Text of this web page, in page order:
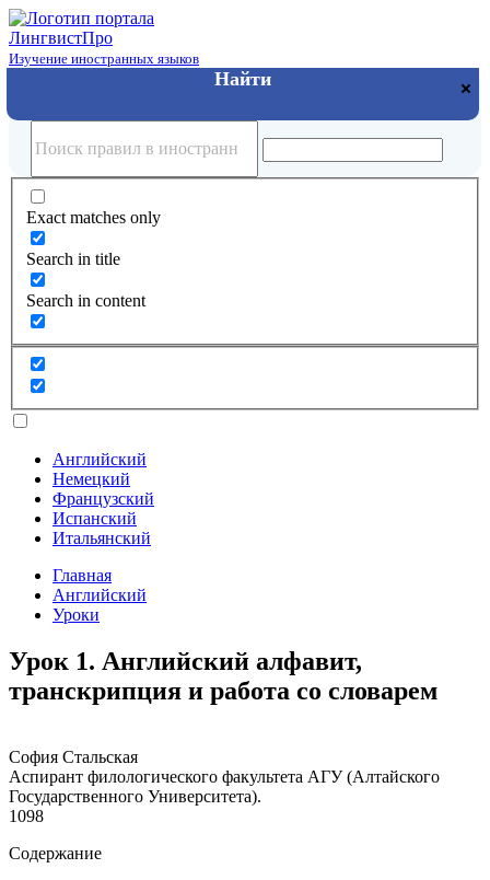
ЛингвистПро
Изучение иностранных языков
Exact matches only
Search in title
Search in content
Английский
Немецкий
Французский
Испанский
Итальянский
Главная
Английский
Уроки
Урок 1. Английский алфавит,
транскрипция и работа со словарем
София Стальская
Аспирант филологического факультета АГУ (Алтайского
Государственного Университета).
1098
Содержание